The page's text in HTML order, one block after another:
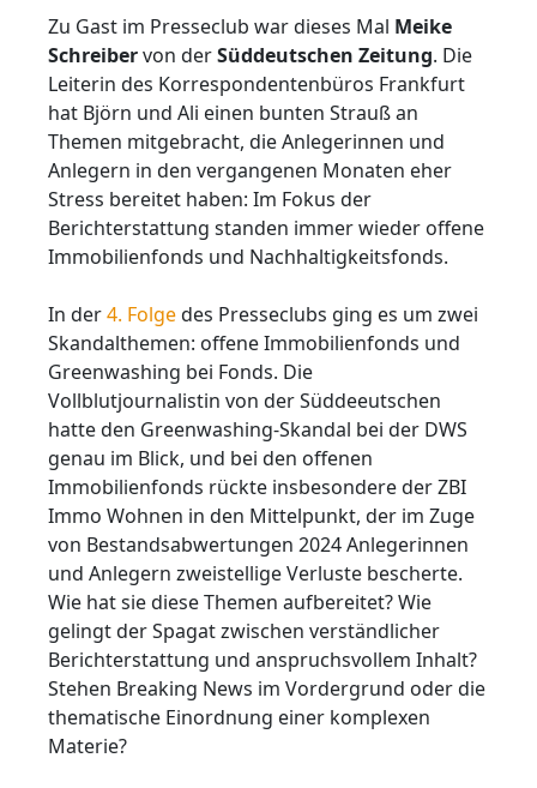
Zu Gast im Presseclub war dieses Mal Meike
Schreibervon derSüddeutschen Zeitung. Die
Leiterin des Korrespondentenbüros Frankfurt
hat Björn und Ali einen bunten Strauß an
Themen mitgebracht, die Anlegerinnen und
Anlegern in den vergangenen Monaten eher
Stress bereitet haben: Im Fokus der
Berichterstattung standen immer wieder offene
Immobilienfonds und Nachhaltigkeitsfonds.
In der4. Folgedes Presseclubs ging es um zwei
Skandalthemen: offene Immobilienfonds und
Greenwashing bei Fonds. Die
Vollblutjournalistin von der Süddeeutschen
hatte den Greenwashing-Skandal bei der DWS
genau im Blick, und bei den offenen
Immobilienfonds rückte insbesondere der ZBI
Immo Wohnen in den Mittelpunkt, der im Zuge
von Bestandsabwertungen 2024 Anlegerinnen
und Anlegern zweistellige Verluste bescherte.
Wie hat sie diese Themen aufbereitet? Wie
gelingt der Spagat zwischen verständlicher
Berichterstattung und anspruchsvollem Inhalt?
Stehen Breaking News im Vordergrund oder die
thematische Einordnung einer komplexen
Materie?